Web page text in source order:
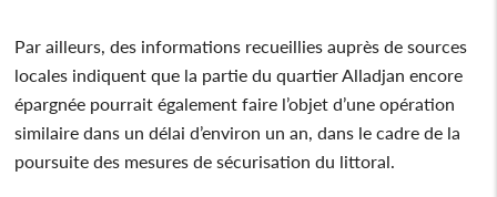
Par ailleurs, des informations recueillies auprès de sources
locales indiquent que la partie du quartier Alladjan encore
épargnée pourrait également faire l’objet d’une opération
similaire dans un délai d’environ un an, dans le cadre de la
poursuite des mesures de sécurisation du littoral.